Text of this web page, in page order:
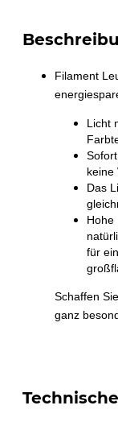
Filament
Licht
keine
Das
Hohe
für
Schaffen
ganz